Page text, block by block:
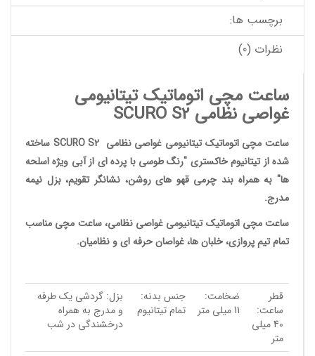
برچسب ها:
نظرات (0)
ساعت مچی اتوماتیک تیتانیومی
غواصی نظامی SCURO S2
ساعت مچی
اتوماتیک تیتانیومی غواصی نظامی SCURO S2 ساخته
شده از تیتانیوم خاکستری "رنگ طوسی با پرده ای از آبی ویژه اسلحه
ها" به همراه بند چرمی قهو های روشن، نشانگر تقویم، بزل نیمه
مدرج.
ساعت مچی اتوماتیک تیتانیومی غواصی نظامی، ساعت مچی مناسب
تمام تیم پروازی، خلبان ها، غواصان حرفه ای و نظامیان.
قطر
ساعت:
40 میلی
متر
ضخامت:
11 میلی متر
جنس بدنه:
تمام تیتانیوم
بزل: گردشی یک طرفه
و مدرج به همراه
درخشندگی در شب